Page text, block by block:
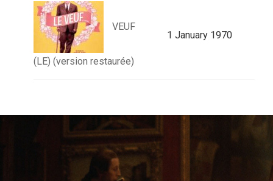
VEUF
(LE) (version restaurée)
1 January 1970